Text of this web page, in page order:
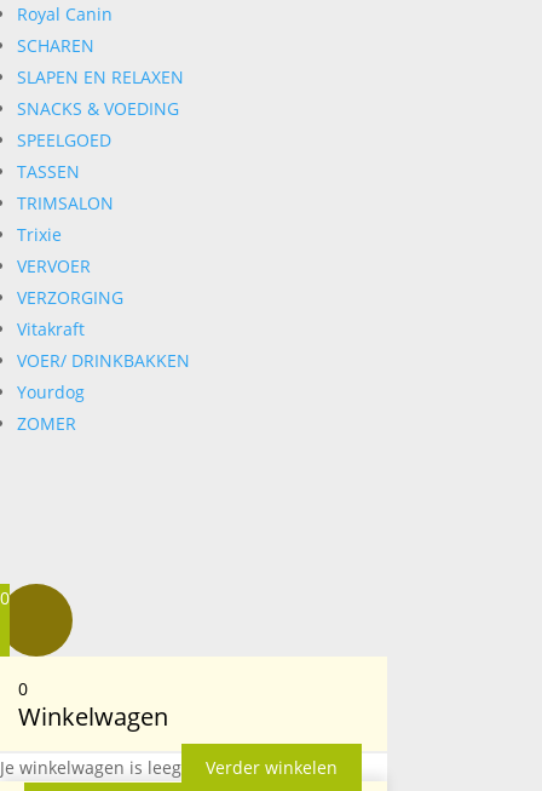
Royal Canin
SCHAREN
SLAPEN EN RELAXEN
SNACKS & VOEDING
SPEELGOED
TASSEN
TRIMSALON
Trixie
VERVOER
VERZORGING
Vitakraft
VOER/ DRINKBAKKEN
Yourdog
ZOMER
0
0
Winkelwagen
Je winkelwagen is leeg Verder winkelen